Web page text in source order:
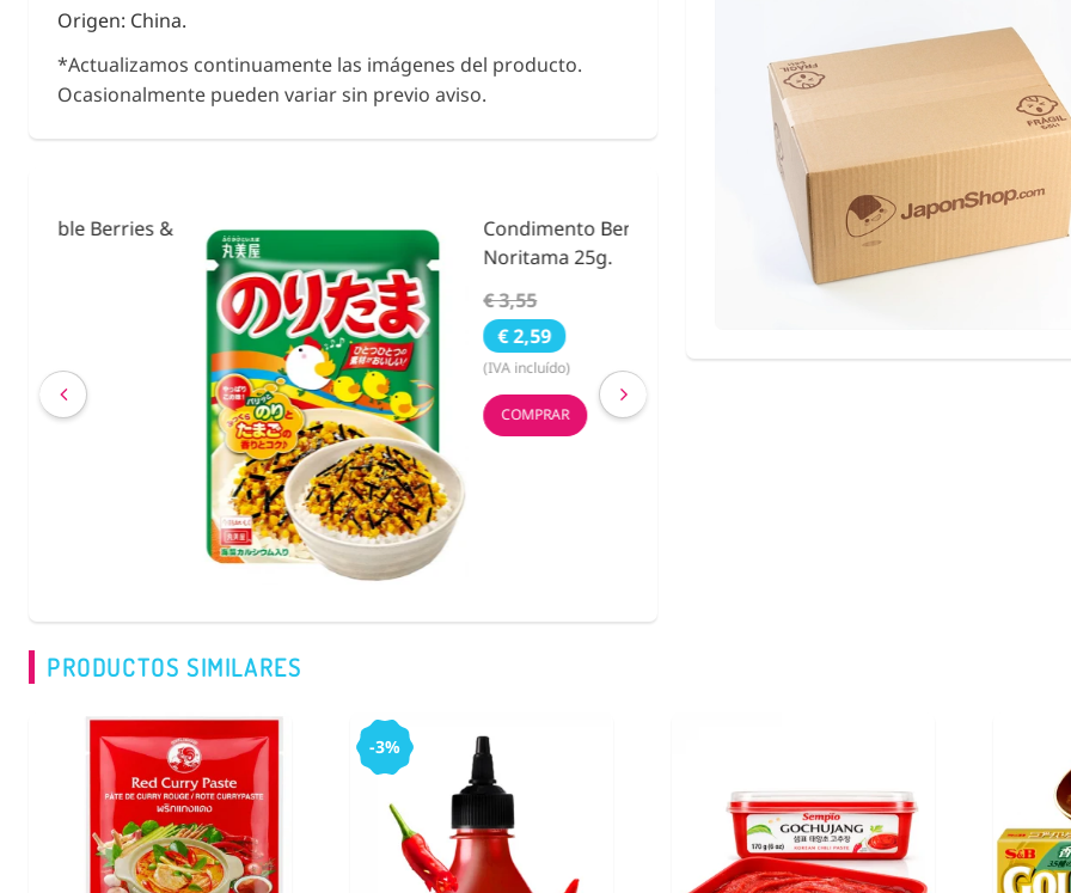
Origen: China.
*Actualizamos continuamente las imágenes del producto.
Ocasionalmente pueden variar sin previo aviso.
Condimento Bento Furikake
Noritama 25g.
€ 3,55
€ 2,59
(IVA incluído)
COMPRAR
Fideos de
Shirataki con
PRODUCTOS SIMILARES
-3%